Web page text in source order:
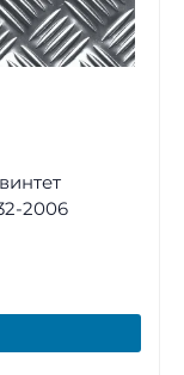
2006